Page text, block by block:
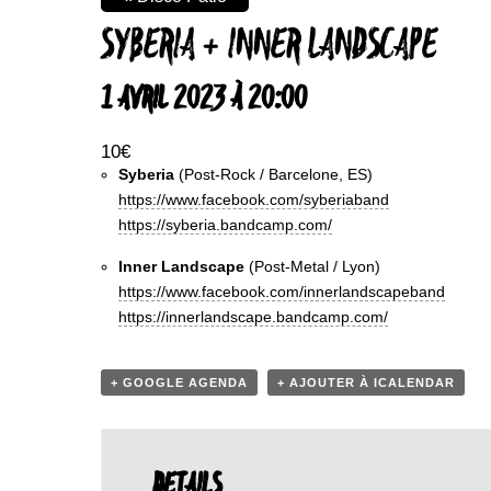
SYBERIA + INNER LANDSCAPE
1 AVRIL 2023 À 20:00
10€
Syberia (Post-Rock / Barcelone, ES)
https://www.facebook.com/syberiaband
https://syberia.bandcamp.com/
Inner Landscape (Post-Metal / Lyon)
https://www.facebook.com/innerlandscapeband
https://innerlandscape.bandcamp.com/
+ GOOGLE AGENDA + AJOUTER À ICALENDAR